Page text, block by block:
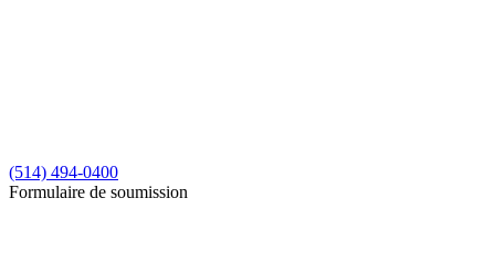
(514) 494-0400
Formulaire de soumission